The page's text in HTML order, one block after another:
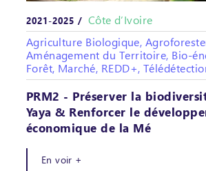
2021-2025 / Côte d’Ivoire
Agriculture Biologique,
Aménagement du Territoire, Bio-
Forêt, Marché, REDD+,
PRM2 - Préserver la
Yaya & Renforcer le
économique de la Mé
En voir +